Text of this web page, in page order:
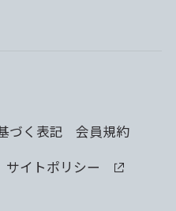
づく表記
会員規約
サイトポリシー